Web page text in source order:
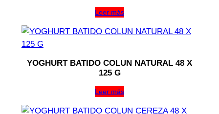
Leer más
YOGHURT BATIDO COLUN NATURAL 48 X
125 G
Leer más